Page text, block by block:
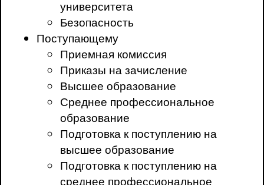
университета
Безопасность
Поступающему
Приемная комиссия
Приказы на зачисление
Высшее образование
Среднее профессиональное
образование
Подготовка к поступлению на
высшее образование
Подготовка к поступлению на
среднее профессиональное